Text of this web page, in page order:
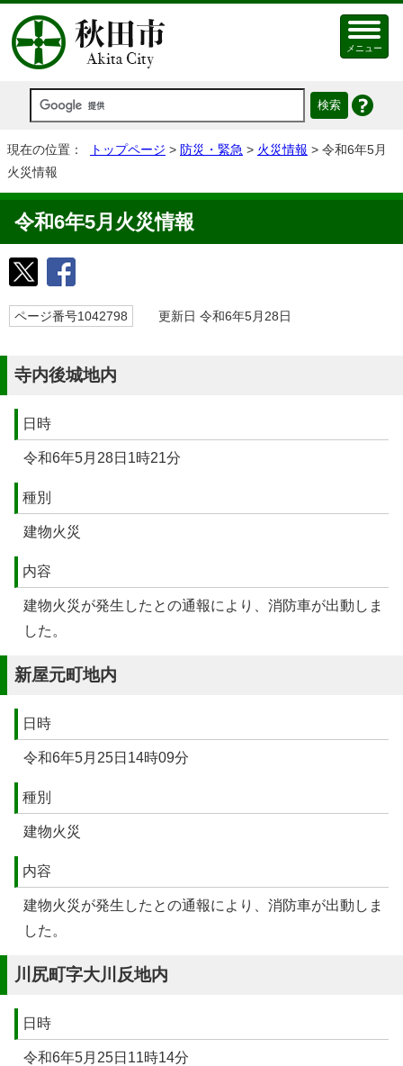
メニュー
現在の位置： トップページ > 防災・緊急 > 火災情報 > 令和6年5月
火災情報
令和6年5月火災情報
ページ番号1042798 更新日 令和6年5月28日
寺内後城地内
日時
令和6年5月28日1時21分
種別
建物火災
内容
建物火災が発生したとの通報により、消防車が出動しま
した。
新屋元町地内
日時
令和6年5月25日14時09分
種別
建物火災
内容
建物火災が発生したとの通報により、消防車が出動しま
した。
川尻町字大川反地内
日時
令和6年5月25日11時14分